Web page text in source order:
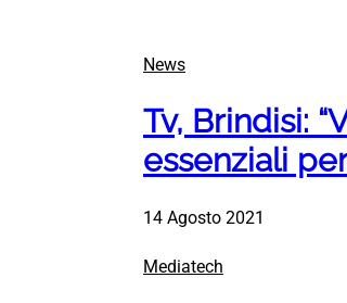
News
Tv, Brindisi:
essenziali
14 Agosto 2021
Mediatech